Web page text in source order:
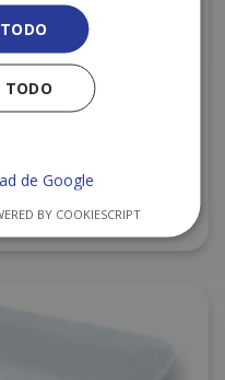
S/780
TODO
de Google
BY COOKIESCRIPT